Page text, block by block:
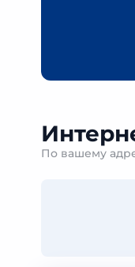
По вашему